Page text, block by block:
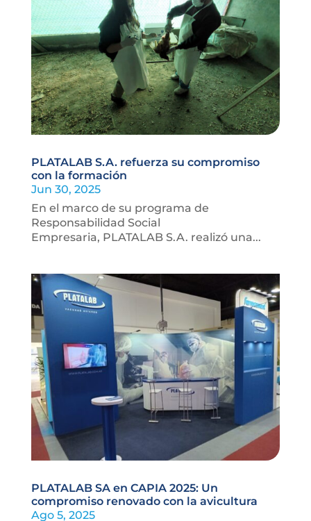
PLATALAB S.A. refuerza su compromiso
con la formación
Jun 30, 2025
En el marco de su programa de
Responsabilidad Social
Empresaria, PLATALAB S.A. realizó una...
PLATALAB SA en CAPIA 2025: Un
compromiso renovado con la avicultura
Ago 5, 2025